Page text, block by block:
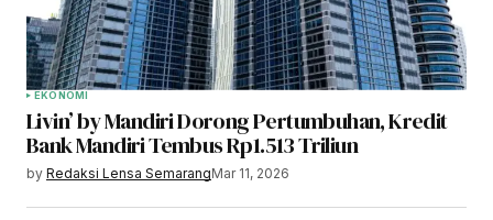
EKONOMI
Livin’ by Mandiri Dorong Pertumbuhan, Kredit
Bank Mandiri Tembus Rp1.513 Triliun
by Redaksi Lensa SemarangMar 11, 2026